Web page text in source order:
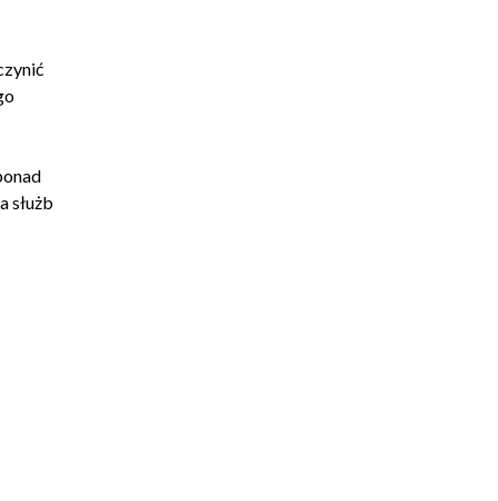
służb